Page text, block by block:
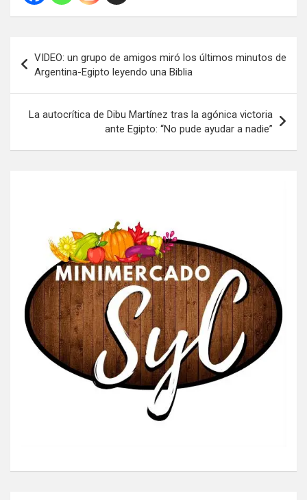
de
entradas
VIDEO: un grupo de amigos miró los últimos minutos de
Argentina-Egipto leyendo una Biblia
La autocrítica de Dibu Martínez tras la agónica victoria
ante Egipto: “No pude ayudar a nadie”